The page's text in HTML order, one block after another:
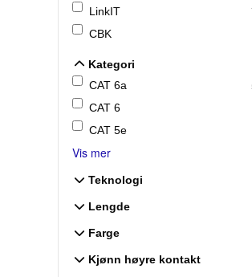
LinkIT
CBK
Kategori
CAT 6a
CAT 6
CAT 5e
Vis mer
Teknologi
Lengde
Farge
Kjønn høyre kontakt